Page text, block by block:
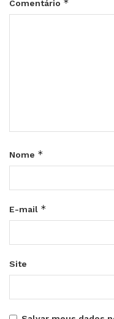
Comentário *
Nome *
E-mail *
Site